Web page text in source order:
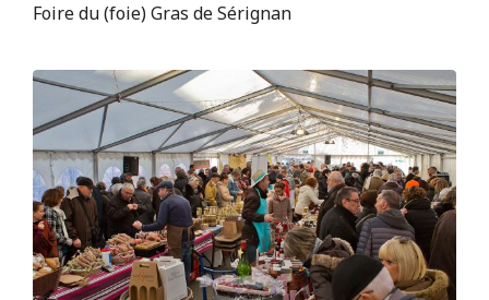
Foire du (foie) Gras de Sérignan